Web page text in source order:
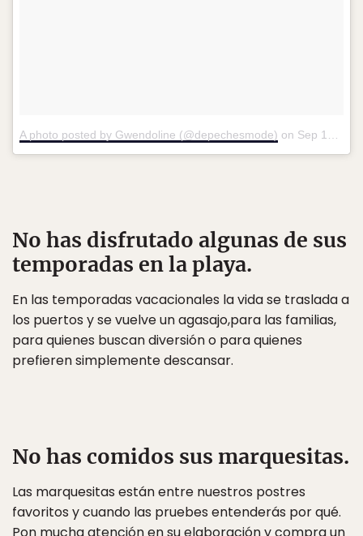
A photo posted by Gwendoline (@depechesmode) on Sep 12, 2016 at 9:45am PDT
No has disfrutado algunas de sus
temporadas en la playa.
En las temporadas vacacionales la vida se traslada a
los puertos y se vuelve un agasajo,para las familias,
para quienes buscan diversión o para quienes
prefieren simplemente descansar.
No has comidos sus marquesitas.
Las marquesitas están entre nuestros postres
favoritos y cuando las pruebes entenderás por qué.
Pon mucha atención en su elaboración y compra un